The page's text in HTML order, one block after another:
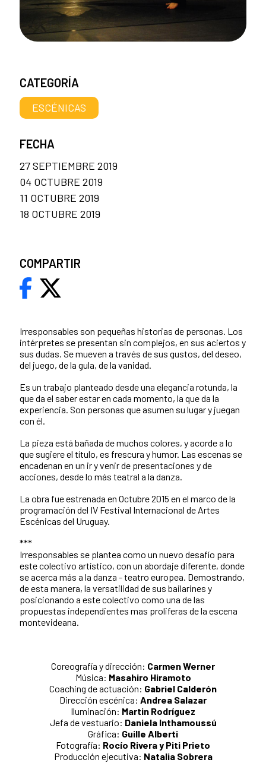
Irresponsables son pequeñas historias de personas. Los
intérpretes se presentan sin complejos, en sus aciertos y
sus dudas. Se mueven a través de sus gustos, del deseo,
del juego, de la gula, de la vanidad.
Es un trabajo planteado desde una elegancia rotunda, la
que da el saber estar en cada momento, la que da la
experiencia. Son personas que asumen su lugar y juegan
con él.
La pieza está bañada de muchos colores, y acorde a lo
que sugiere el título, es frescura y humor. Las escenas se
encadenan en un ir y venir de presentaciones y de
acciones, desde lo más teatral a la danza.
La obra fue estrenada en Octubre 2015 en el marco de la
programación del IV Festival Internacional de Artes
Escénicas del Uruguay.
***
Irresponsables se plantea como un nuevo desafío para
este colectivo artístico, con un abordaje diferente, donde
se acerca más a la danza - teatro europea. Demostrando,
de esta manera, la versatilidad de sus bailarines y
posicionando a este colectivo como una de las
propuestas independientes mas proliferas de la escena
montevideana.
Coreografía y dirección: Carmen Werner
Música: Masahiro Hiramoto
Coaching de actuación: Gabriel Calderón
Dirección escénica: Andrea Salazar
Iluminación: Martin Rodríguez
Jefa de vestuario: Daniela Inthamoussú
Gráfica: Guille Alberti
Fotografía: Rocío Rivera y Piti Prieto
Producción ejecutiva: Natalia Sobrera
CATEGORÍA
ESCÉNICAS
FECHA
27 SEPTIEMBRE 2019
04 OCTUBRE 2019
11 OCTUBRE 2019
18 OCTUBRE 2019
COMPARTIR